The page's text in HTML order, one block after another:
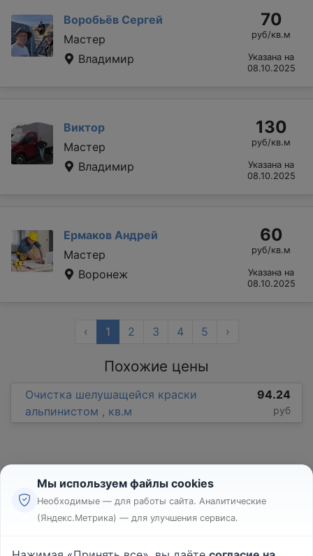
Воробьёв Сергей
Мастер
Владимир
70
руб/кв.м
Указана на
08.10.2025
Виктор
Мастер
Владимир
130
руб/кв.м
Указана на
08.10.2025
Ермаков Андрей
Мастер
Воронеж
60
руб/кв.м
Указана на
08.10.2025
‹ 1 2 3 4 5 ›
Похожие цены
Очистка шелушащейся краски
альпинистом , кв.м
94.24
руб
Реклама
Мы используем файлы cookies
Необходимые — для работы сайта. Аналитические
(Яндекс.Метрика) — для улучшения сервиса.